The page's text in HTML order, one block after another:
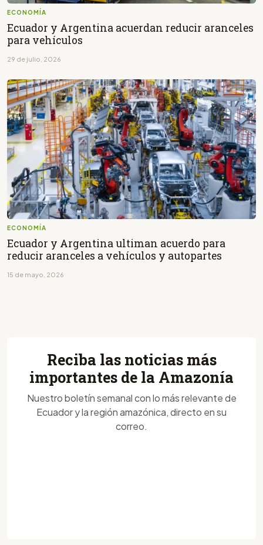
ECONOMÍA
Ecuador y Argentina acuerdan reducir aranceles
para vehículos
29 de julio, 2026
ECONOMÍA
Ecuador y Argentina ultiman acuerdo para
reducir aranceles a vehículos y autopartes
15 de mayo, 2026
Reciba las noticias más
importantes de la Amazonía
Nuestro boletín semanal con lo más relevante de
Ecuador y la región amazónica, directo en su
correo.